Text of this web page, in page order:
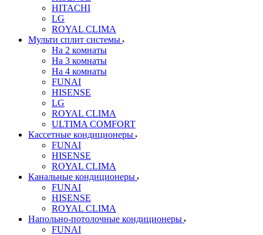
HITACHI
LG
ROYAL CLIMA
Мульти сплит системы
На 2 комнаты
На 3 комнаты
На 4 комнаты
FUNAI
HISENSE
LG
ROYAL CLIMA
ULTIMA COMFORT
Кассетные кондиционеры
FUNAI
HISENSE
ROYAL CLIMA
Канальные кондиционеры
FUNAI
HISENSE
ROYAL CLIMA
Напольно-потолочные кондиционеры
FUNAI